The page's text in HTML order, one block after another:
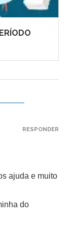
ajuda e muito
do
RESPONDER